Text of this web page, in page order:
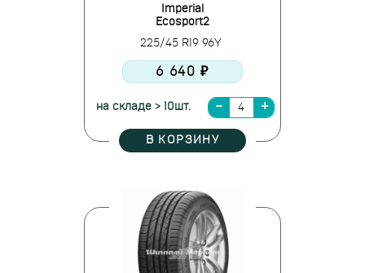
Imperial
Ecosport2
225/45 R19 96Y
6 640 ₽
на складе > 10шт.
В КОРЗИНУ